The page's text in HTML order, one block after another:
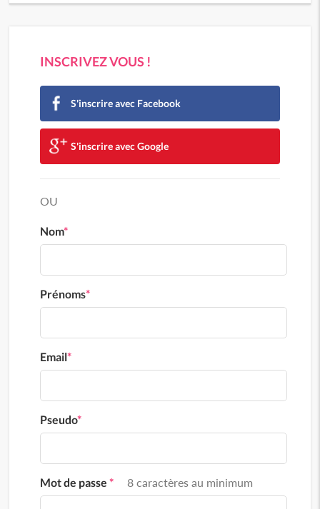
INSCRIVEZ VOUS !
S'inscrire avec Facebook
S'inscrire avec Google
OU
Nom*
Prénoms*
Email*
Pseudo*
Mot de passe * 8 caractères au minimum